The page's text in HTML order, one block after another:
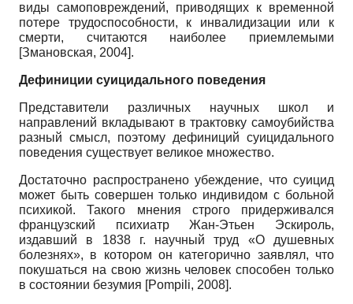
виды самоповреждений, приводящих к временной
потере трудоспособности, к инвалидизации или к
смерти, считаются наиболее приемлемыми
[Змановская, 2004].
Дефиниции суицидального поведения
Представители различных научных школ и
направлений вкладывают в трактовку самоубийства
разный смысл, поэтому дефиниций суицидального
поведения существует великое множество.
Достаточно распространено убеждение, что суицид
может быть совершен только индивидом с больной
психикой. Такого мнения строго придерживался
французский психиатр Жан-Этьен Эскироль,
издавший в 1838 г. научный труд «О душевных
болезнях», в котором он категорично заявлял, что
покушаться на свою жизнь человек способен только
в состоянии безумия [Pompili, 2008].